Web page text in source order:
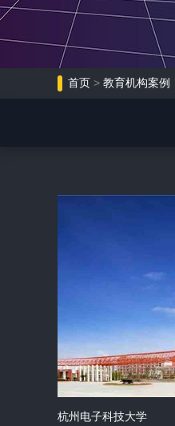
首页 > 教育机构案例
杭州电子科技大学